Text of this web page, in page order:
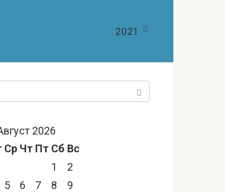
2021
2026
Ср Чт Пт Сб Вс
1
2
5 6 7 8
9